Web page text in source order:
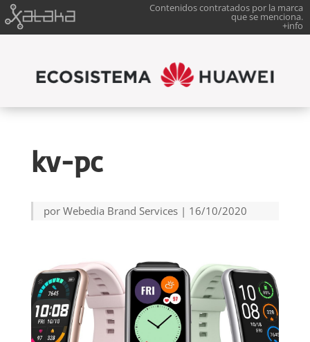
Contenidos contratados por la marca
que se menciona.
+info
kv-pc
por Webedia Brand Services| 16/10/2020